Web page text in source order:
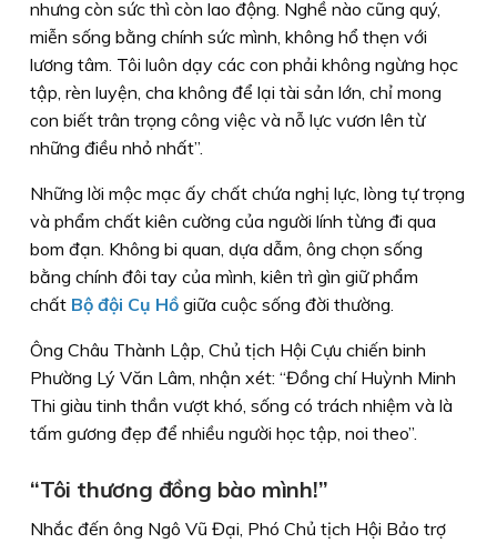
nhưng còn sức thì còn lao động. Nghề nào cũng quý,
miễn sống bằng chính sức mình, không hổ thẹn với
lương tâm. Tôi luôn dạy các con phải không ngừng học
tập, rèn luyện, cha không để lại tài sản lớn, chỉ mong
con biết trân trọng công việc và nỗ lực vươn lên từ
những điều nhỏ nhất”.
Những lời mộc mạc ấy chất chứa nghị lực, lòng tự trọng
và phẩm chất kiên cường của người lính từng đi qua
bom đạn. Không bi quan, dựa dẫm, ông chọn sống
bằng chính đôi tay của mình, kiên trì gìn giữ phẩm
chất Bộ đội Cụ Hồ giữa cuộc sống đời thường.
Ông Châu Thành Lập, Chủ tịch Hội Cựu chiến binh
Phường Lý Văn Lâm, nhận xét: “Đồng chí Huỳnh Minh
Thi giàu tinh thần vượt khó, sống có trách nhiệm và là
tấm gương đẹp để nhiều người học tập, noi theo”.
“Tôi thương đồng bào mình!”
Nhắc đến ông Ngô Vũ Đại, Phó Chủ tịch Hội Bảo trợ